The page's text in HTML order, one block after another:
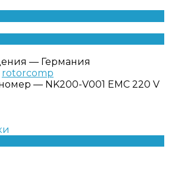
— Германия
rotorcomp
— NK200-V001 EMC 220 V